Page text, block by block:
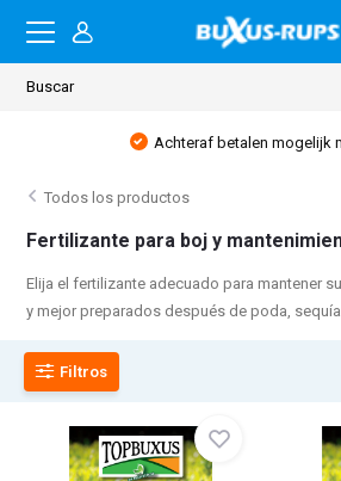
Achteraf betalen mogelijk
Todos los productos
Fertilizante para boj y
Elija el fertilizante adecuado para mantener
y mejor preparados después de poda,
Filtros